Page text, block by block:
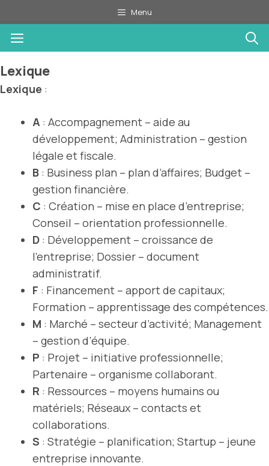
au
contenu
Menu
Menu
Lexique
Lexique :
A : Accompagnement – aide au
développement; Administration – gestion
légale et fiscale.
B : Business plan – plan d’affaires; Budget –
gestion financière.
C : Création – mise en place d’entreprise;
Conseil – orientation professionnelle.
D : Développement – croissance de
l’entreprise; Dossier – document
administratif.
F : Financement – apport de capitaux;
Formation – apprentissage des compétences.
M : Marché – secteur d’activité; Management
– gestion d’équipe.
P : Projet – initiative professionnelle;
Partenaire – organisme collaborant.
R : Ressources – moyens humains ou
matériels; Réseaux – contacts et
collaborations.
S : Stratégie – planification; Startup – jeune
entreprise innovante.